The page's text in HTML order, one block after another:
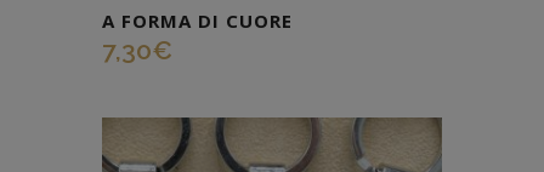
A FORMA DI CUORE
7,30€